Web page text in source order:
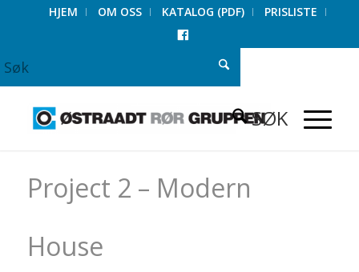
HJEM OM OSS KATALOG (PDF)
PRISLISTE
Project 2 – Modern
House